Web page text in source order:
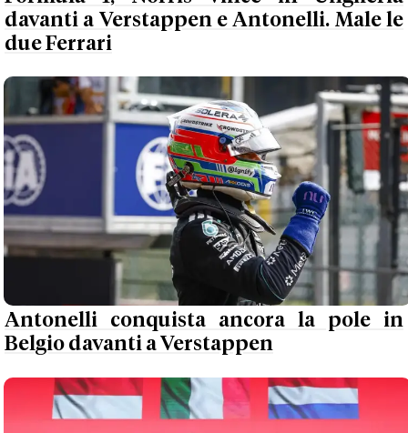
davanti a Verstappen e Antonelli. Male le
due Ferrari
Antonelli conquista ancora la pole in
Belgio davanti a Verstappen